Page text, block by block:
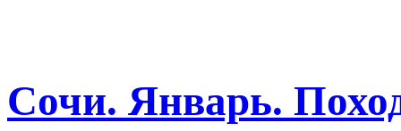
Сочи. Январь.